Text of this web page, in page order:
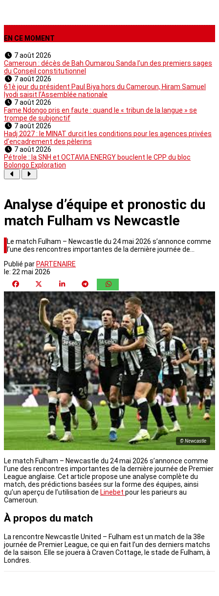
EN CE MOMENT
7 août 2026
Cameroun : décès de Bah Oumarou Sanda l’un des premiers sages
du Conseil constitutionnel
7 août 2026
61è jour du président Paul Biya hors du Cameroun, Hiram Samuel
Iyodi saisit l’Assemblée nationale
7 août 2026
Fame Ndongo pris en faute : quand le « tribun de la langue » se
trompe de subjonctif
7 août 2026
Hadj 2027 : le MINAT durcit les conditions pour les agences privées
d’encadrement des pèlerins
7 août 2026
Pétrole : la SNH et OCTAVIA ENERGY bouclent le CPP du bloc
Bolongo Exploration
Analyse d’équipe et pronostic du
match Fulham vs Newcastle
Le match Fulham – Newcastle du 24 mai 2026 s’annonce comme
l’une des rencontres importantes de la dernière journée de…
Publié par PARTENAIRE
le: 22 mai 2026
© Newcastle
Le match Fulham – Newcastle du 24 mai 2026 s’annonce comme
l’une des rencontres importantes de la dernière journée de Premier
League anglaise. Cet article propose une analyse complète du
match, des prédictions basées sur la forme des équipes, ainsi
qu’un aperçu de l’utilisation de Linebet pour les parieurs au
Cameroun.
À propos du match
La rencontre Newcastle United – Fulham est un match de la 38e
journée de Premier League, ce qui en fait l’un des derniers matchs
de la saison. Elle se jouera à Craven Cottage, le stade de Fulham, à
Londres.